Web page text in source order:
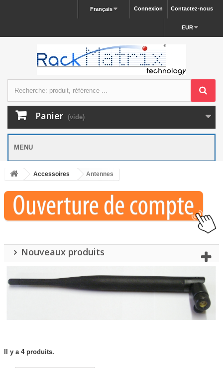
Contactez-nous
Connexion
Français
EUR
Panier (vide)
MENU
Accessoires Antennes
Nouveaux produits
Il y a 4 produits.